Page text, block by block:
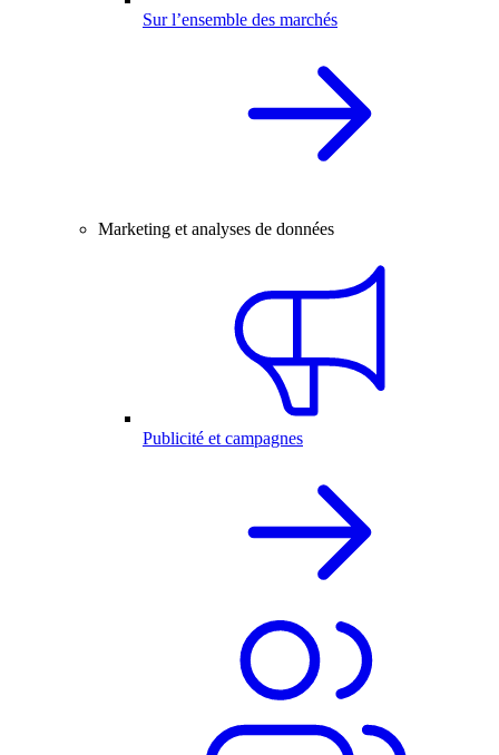
Sur l’ensemble des marchés
Marketing et analyses de données
Publicité et campagnes